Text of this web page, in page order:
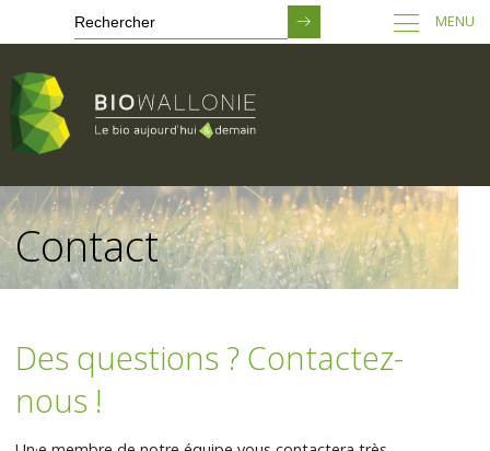
Passer
au
contenu
principal
MENU
Contact
Des questions ? Contactez-
nous !